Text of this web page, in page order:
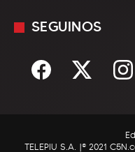
Sociedad
C5N Autos
Mediakit
Términos y
SEGUINOS
TELEPIU S.A. |© 2021